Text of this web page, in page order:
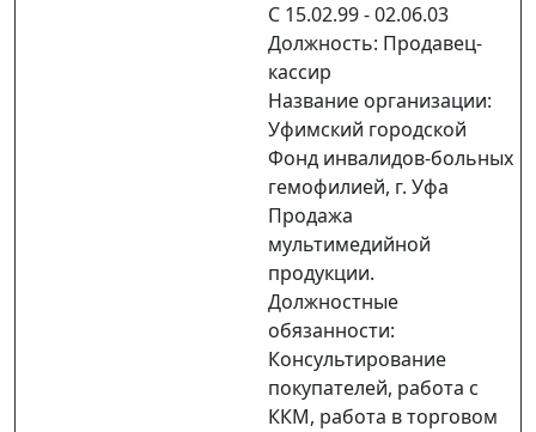
С 15.02.99 - 02.06.03
Должность: Продавец-
кассир
Название организации:
Уфимский городской
Фонд инвалидов-больных
гемофилией, г. Уфа
Продажа
мультимедийной
продукции.
Должностные
обязанности:
Консультирование
покупателей, работа с
ККМ, работа в торговом